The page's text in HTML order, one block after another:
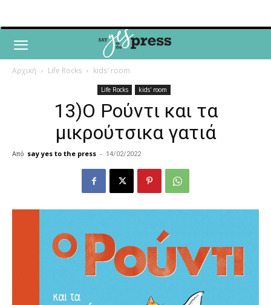
Αρχική Life Rocks kids' room
Life Rocks kids' room
13)O Ρούντι και τα
μικρούτσικα γατιά
Από say yes to the press - 14/02/2022